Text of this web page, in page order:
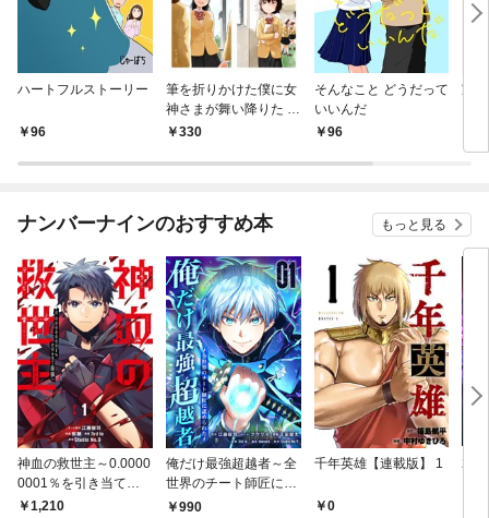
ハートフルストーリー
96
筆を折りかけた僕に女
神さまが舞い降りた 上
巻330
そんなこと どうだって
いいんだ
96
家
ナンバーナインのおすすめ本 もっと見る
神血の救世主～0.0000
0001％を引き当て最
強へ～【電子書籍特典
1,210
俺だけ最強超越者～全
世界のチート師匠に認
められた～【単行本】
990
千年英雄【連載版】 1
0
2周